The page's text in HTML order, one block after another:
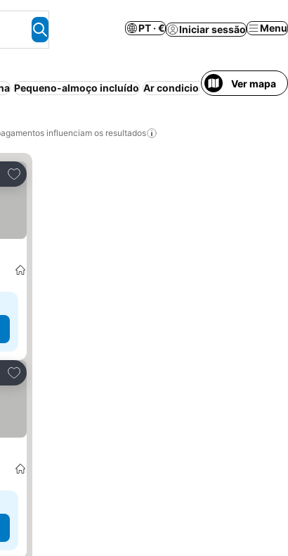
PT · € Iniciar sessão Menu
Pequeno-almoço incluído Ar condicionado Aparthotel
Ver mapa
influenciam os resultados
Adicionar aos favoritos
Adicionar aos favoritos